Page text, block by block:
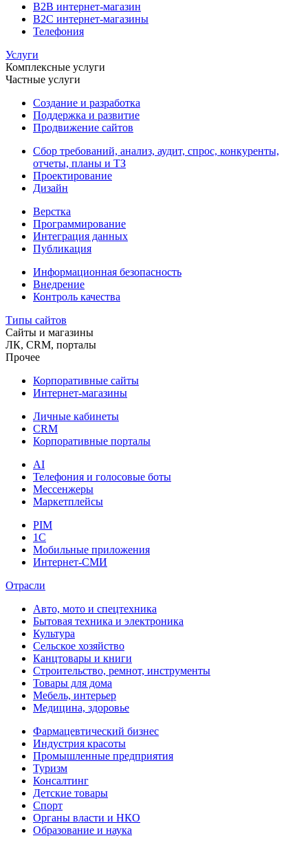
B2B интернет-магазин
B2C интернет-магазины
Телефония
Услуги
Комплексные услуги
Частные услуги
Создание и разработка
Поддержка и развитие
Продвижение сайтов
Сбор требований, анализ, аудит, спрос, конкуренты,
отчеты, планы и ТЗ
Проектирование
Дизайн
Верстка
Программирование
Интеграция данных
Публикация
Информационная безопасность
Внедрение
Контроль качества
Типы сайтов
Сайты и магазины
ЛК, CRM, порталы
Прочее
Корпоративные сайты
Интернет-магазины
Личные кабинеты
CRM
Корпоративные порталы
AI
Телефония и голосовые боты
Мессенжеры
Маркетплейсы
PIM
1C
Мобильные приложения
Интернет-СМИ
Отрасли
Авто, мото и спецтехника
Бытовая техника и электроника
Культура
Сельское хозяйство
Канцтовары и книги
Строительство, ремнот, инструменты
Товары для дома
Мебель, интерьер
Медицина, здоровье
Фармацевтический бизнес
Индустрия красоты
Промышленные предприятия
Туризм
Консалтинг
Детские товары
Спорт
Органы власти и НКО
Образование и наука